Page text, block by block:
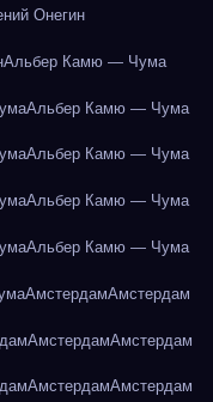
Онегин
Альбер Камю — Чума
Альбер Камю — Чума
Альбер Камю — Чума
Альбер Камю — Чума
Альбер Камю — Чума
АмстердамАмстердам
АмстердамАмстердам
АмстердамАмстердам